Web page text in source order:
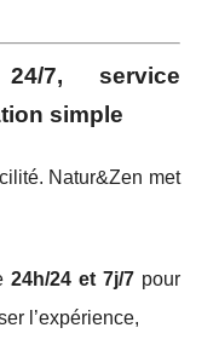
7, service
simple
Natur&Zen met
24h/24 et 7j/7pour
l’expérience,